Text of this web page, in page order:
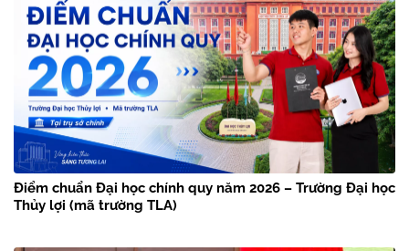
Điểm chuẩn Đại học chính quy năm 2026 – Trường Đại học
Thủy lợi (mã trường TLA)